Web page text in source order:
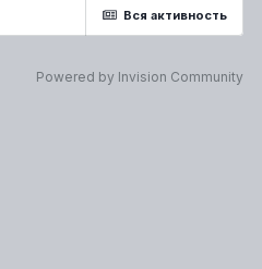
Вся активность
Powered by Invision Community